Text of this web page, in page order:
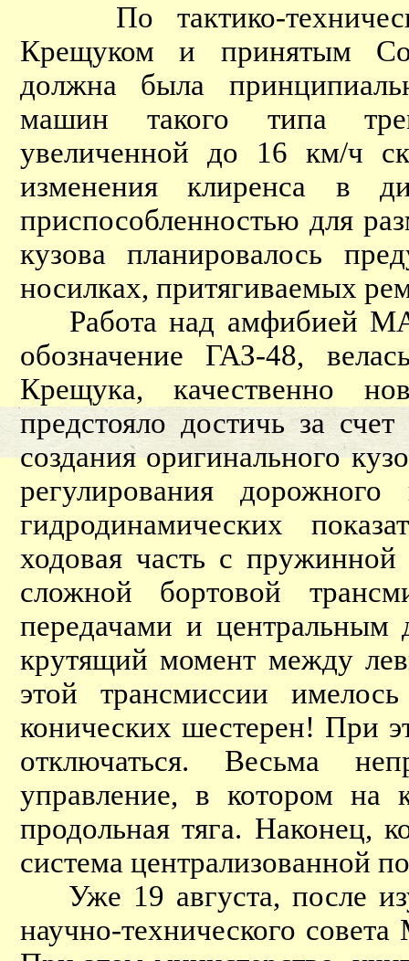
По тактико-
Крещуком и принятым
должна была
машин такого типа
увеличенной до 16 км/ч
изменения клиренса в
приспособленностью для
кузова планировалось
носилках, притягиваемых
Работа над амфибией
обозначение ГАЗ-48,
Крещука, качественно
предстояло достичь за
создания оригинального
регулирования
гидродинамических
ходовая часть с
сложной бортовой
передачами и
крутящий момент между
этой трансмиссии
конических шестерен! При
отключаться. Весьма
управление, в котором на
продольная тяга. Наконец,
система централизованной
Уже 19 августа, после
научно-технического